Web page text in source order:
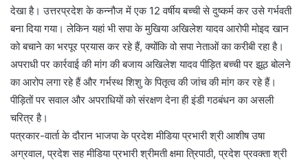
देखा है। उत्तरप्रदेश के कन्नौज में एक 12 वर्षीय बच्ची से दुष्कर्म कर उसे गर्भवती
बना दिया गया। लेकिन यहां भी सपा के मुखिया अखिलेश यादव आरोपी मोइद खान
को बचाने का भरपूर प्रयास कर रहे हैं, क्योंकि वो सपा नेताओं का करीबी रहा है।
अपराधी पर कार्रवाई की मांग की बजाय अखिलेश यादव पीड़ित बच्ची पर झूठ बोलने
का आरोप लगा रहे हैं और गर्भस्थ शिशु के पितृत्व की जांच की मांग कर रहे हैं।
पीड़ितों पर सवाल और अपराधियों को संरक्षण देना ही इंडी गठबंधन का असली
चरित्र है।
पत्रकार-वार्ता के दौरान भाजपा के प्रदेश मीडिया प्रभारी श्री आशीष उषा
अग्रवाल, प्रदेश सह मीडिया प्रभारी श्रीमती क्षमा त्रिपाठी, प्रदेश प्रवक्ता श्री